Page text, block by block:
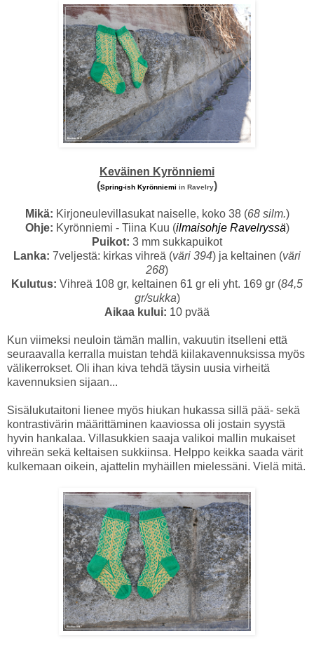
Keväinen Kyrönniemi
(Spring-ish Kyrönniemi in Ravelry)
Mikä: Kirjoneulevillasukat naiselle, koko 38 (68 silm.)
Ohje: Kyrönniemi - Tiina Kuu (ilmaisohje Ravelryssä)
Puikot: 3 mm sukkapuikot
Lanka: 7veljestä: kirkas vihreä (väri 394) ja keltainen (väri
268)
Kulutus: Vihreä 108 gr, keltainen 61 gr eli yht. 169 gr (84,5
gr/sukka)
Aikaa kului: 10 pvää
Kun viimeksi neuloin tämän mallin, vakuutin itselleni että
seuraavalla kerralla muistan tehdä kiilakavennuksissa myös
välikerrokset. Oli ihan kiva tehdä täysin uusia virheitä
kavennuksien sijaan...
Sisälukutaitoni lienee myös hiukan hukassa sillä pää- sekä
kontrastivärin määrittäminen kaaviossa oli jostain syystä
hyvin hankalaa. Villasukkien saaja valikoi mallin mukaiset
vihreän sekä keltaisen sukkiinsa. Helppo keikka saada värit
kulkemaan oikein, ajattelin myhäillen mielessäni. Vielä mitä.